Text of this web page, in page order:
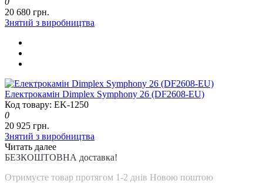
20 680 грн.
Знятий з виробництва
Електрокамін Dimplex Symphony 26 (DF2608-EU)
Код товару: EK-1250
0
20 925 грн.
Знятий з виробництва
Читать далее
БЕЗКОШТОВНА доставка!
Отримуєте товар протягом 1-2 днів Новою поштою